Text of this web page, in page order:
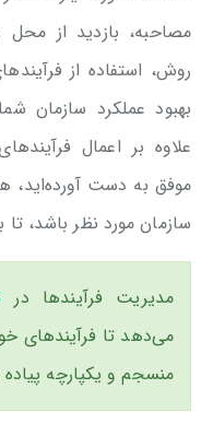
مصاحبه، بازدید از
روش، استفاده از
بهبود عملکرد سازمان
علاوه بر اعمال
موفق به دست آورده‌اید،
سازمان مورد نظر باشد،
مدیریت فرآیندها در
می‌دهد تا فرآیندهای
منسجم و یکپارچه